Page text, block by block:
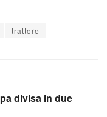
trattore
divisa in due